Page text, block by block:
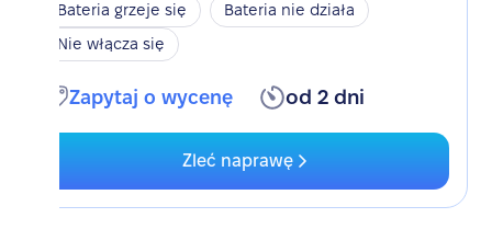
Bateria grzeje się
Bateria nie działa
Nie włącza się
Zapytaj o wycenę od 2 dni
Zleć naprawę